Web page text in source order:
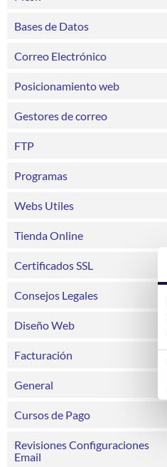
Bases de Datos
Correo Electrónico
Posicionamiento web
Gestores de correo
FTP
Programas
Webs Utiles
Tienda Online
Certificados SSL
Consejos Legales
Diseño Web
Facturación
General
Cursos de Pago
Revisiones Configuraciones
Email